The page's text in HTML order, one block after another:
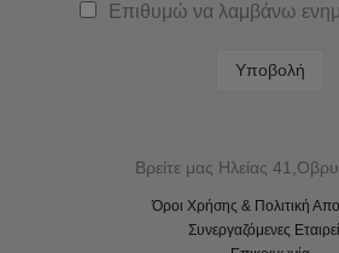
Επιθυμώ να λαμβάνω
Υποβολή
Βρείτε μας Ηλείας
Όροι Χρήσης & Πολιτική
Συνεργαζόμενες